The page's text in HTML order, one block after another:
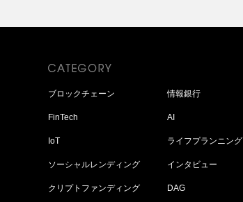
ブロックチェーン
FinTech
IoT
ソーシャルレンディング
クリプトファンディング
情報銀行
AI
ライフプランニング
インタビュー
DAG